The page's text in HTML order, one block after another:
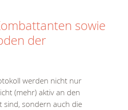
sowie
der
werden nicht nur
(mehr) aktiv an den
sind, sondern auch die